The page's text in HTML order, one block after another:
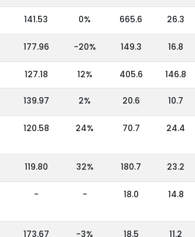
141.53 0% 665.6 26.3
177.96 -20% 149.3 16.8
127.18 12% 405.6 146.8
139.97 2% 20.6 10.7
120.58 24% 70.7 24.4
119.80 32% 180.7 23.2
- - 18.0 14.8
173.67 -3% 18.5 11.2